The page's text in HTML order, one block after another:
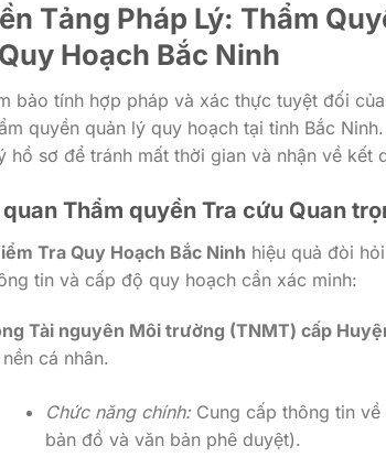
Tảng Pháp Lý: Thẩm
Hoạch Bắc Ninh
bảo tính hợp pháp và xác thực tuyệt đối
quyền quản lý quy hoạch tại tỉnh Bắc
hồ sơ để tránh mất thời gian và nhận về kết
quan Thẩm quyền Tra cứu Quan
Tra Quy Hoạch Bắc Ninh hiệu quả đòi
tin và cấp độ quy hoạch cần xác minh:
Tài nguyên Môi trường (TNMT) cấp
cá nhân.
Chức năng chính:Cung cấp thông tin về
bản đồ và văn bản phê duyệt).